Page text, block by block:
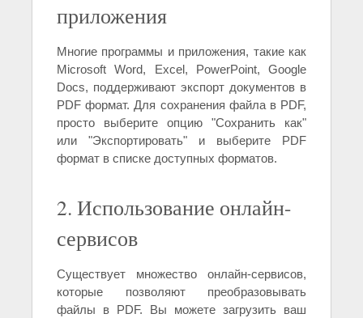
приложения
Многие программы и приложения, такие как
Microsoft Word, Excel, PowerPoint, Google
Docs, поддерживают экспорт документов в
PDF формат. Для сохранения файла в PDF,
просто выберите опцию "Сохранить как"
или "Экспортировать" и выберите PDF
формат в списке доступных форматов.
2. Использование онлайн-
сервисов
Существует множество онлайн-сервисов,
которые позволяют преобразовывать
файлы в PDF. Вы можете загрузить ваш